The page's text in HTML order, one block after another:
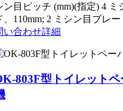
ン目ピッチ (mm)(指定) 4 ミ
、110mm; 2 ミシン目ブレー
い合わせ詳細
803F型トイレット